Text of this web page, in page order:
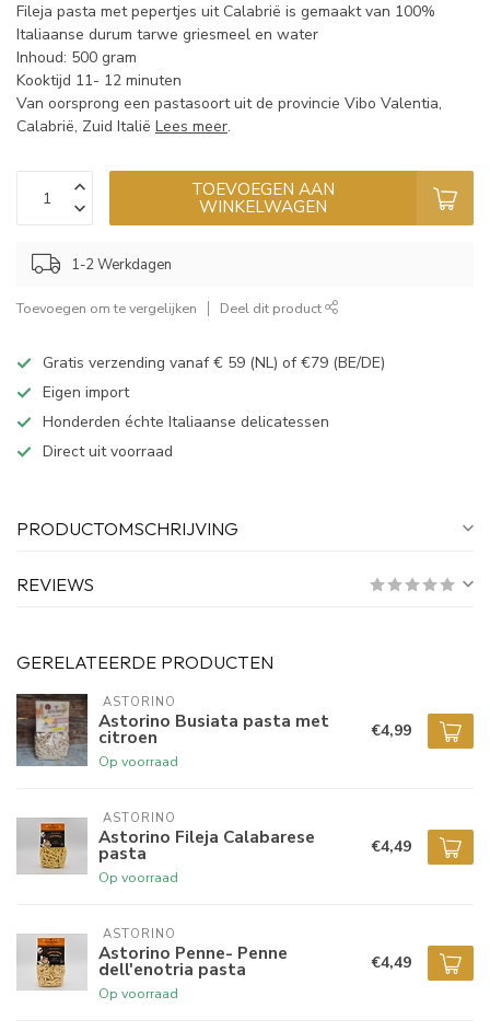
Fileja pasta met pepertjes uit Calabrië is gemaakt van 100%
Italiaanse durum tarwe griesmeel en water
Inhoud: 500 gram
Kooktijd 11- 12 minuten
Van oorsprong een pastasoort uit de provincie Vibo Valentia,
Calabrië, Zuid Italië Lees meer.
TOEVOEGEN AAN
WINKELWAGEN
1-2 Werkdagen
Toevoegen om te vergelijken Deel dit product
Gratis verzending vanaf € 59 (NL) of €79 (BE/DE)
Eigen import
Honderden échte Italiaanse delicatessen
Direct uit voorraad
PRODUCTOMSCHRIJVING
REVIEWS
GERELATEERDE PRODUCTEN
ASTORINO
Astorino Busiata pasta met
citroen
Op voorraad
€4,99
ASTORINO
Astorino Fileja Calabarese
pasta
Op voorraad
€4,49
ASTORINO
Astorino Penne- Penne
dell'enotria pasta
Op voorraad
€4,49